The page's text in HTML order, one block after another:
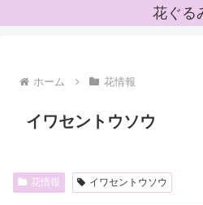
花ぐる
ホーム 花情報
イワセントウソウ
花情報 イワセントウソウ